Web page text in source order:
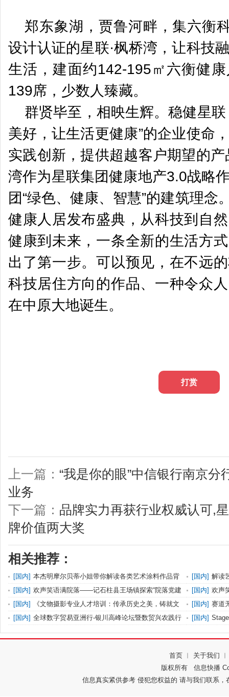
郑东象湖，贾鲁河畔，集六衡
设计认证的星联·枫桥湾，让科技
生活，建面约142-195㎡六衡健
139席，少数人臻藏。
群贤毕至，相映生辉。稳健星
美好，让生活更健康”的企业使命
实践创新，提供超越客户期望的
湾作为星联集团健康地产3.0战略
团“绿色、健康、智慧”的建筑理念
健康人居发布盛典，从科技到自
健康到未来，一条全新的生活方
出了第一步。可以预见，在不远
科技居住方向的作品、一种令众
在中原大地诞生。
打赏
上一篇： “我是你的眼”中信银行南京分
业务
下一篇： 品牌实力再获行业权威认可,
牌价值两大奖
相关推荐：
[国内] 本杰明摩尔贝蒂小姐带你解读各类艺术涂料作品背
后的色
[国内] 解读
空间注
[国内] 欢声笑语满院落——记石柱县王场镇探索“院落党建
综合
[国内] 欢声
综合
[国内]
《文物摄影专业人才培训：传承历史之美，铸就文
化辉煌
[国内] 赛道
落幕
[国内] 全球数字贸易亚洲行-银川高峰论坛暨数贸兴农践行 [国内]
衫！
首页 ︱ 关于我们
版权所有 信息快播
信息真实紧供参考 侵犯您权益的 请与我们联系